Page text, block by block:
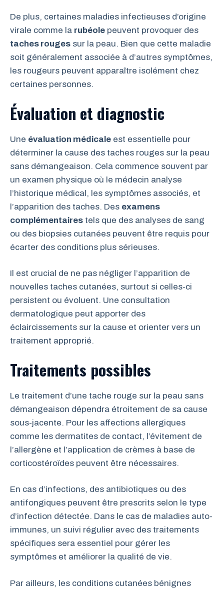
De plus, certaines maladies infectieuses d’origine
virale comme la rubéole peuvent provoquer des
taches rouges sur la peau. Bien que cette maladie
soit généralement associée à d’autres symptômes,
les rougeurs peuvent apparaître isolément chez
certaines personnes.
Évaluation et diagnostic
Une évaluation médicale est essentielle pour
déterminer la cause des taches rouges sur la peau
sans démangeaison. Cela commence souvent par
un examen physique où le médecin analyse
l’historique médical, les symptômes associés, et
l’apparition des taches. Des examens
complémentaires tels que des analyses de sang
ou des biopsies cutanées peuvent être requis pour
écarter des conditions plus sérieuses.
Il est crucial de ne pas négliger l’apparition de
nouvelles taches cutanées, surtout si celles-ci
persistent ou évoluent. Une consultation
dermatologique peut apporter des
éclaircissements sur la cause et orienter vers un
traitement approprié.
Traitements possibles
Le traitement d’une tache rouge sur la peau sans
démangeaison dépendra étroitement de sa cause
sous-jacente. Pour les affections allergiques
comme les dermatites de contact, l’évitement de
l’allergène et l’application de crèmes à base de
corticostéroïdes peuvent être nécessaires.
En cas d’infections, des antibiotiques ou des
antifongiques peuvent être prescrits selon le type
d’infection détectée. Dans le cas de maladies auto-
immunes, un suivi régulier avec des traitements
spécifiques sera essentiel pour gérer les
symptômes et améliorer la qualité de vie.
Par ailleurs, les conditions cutanées bénignes